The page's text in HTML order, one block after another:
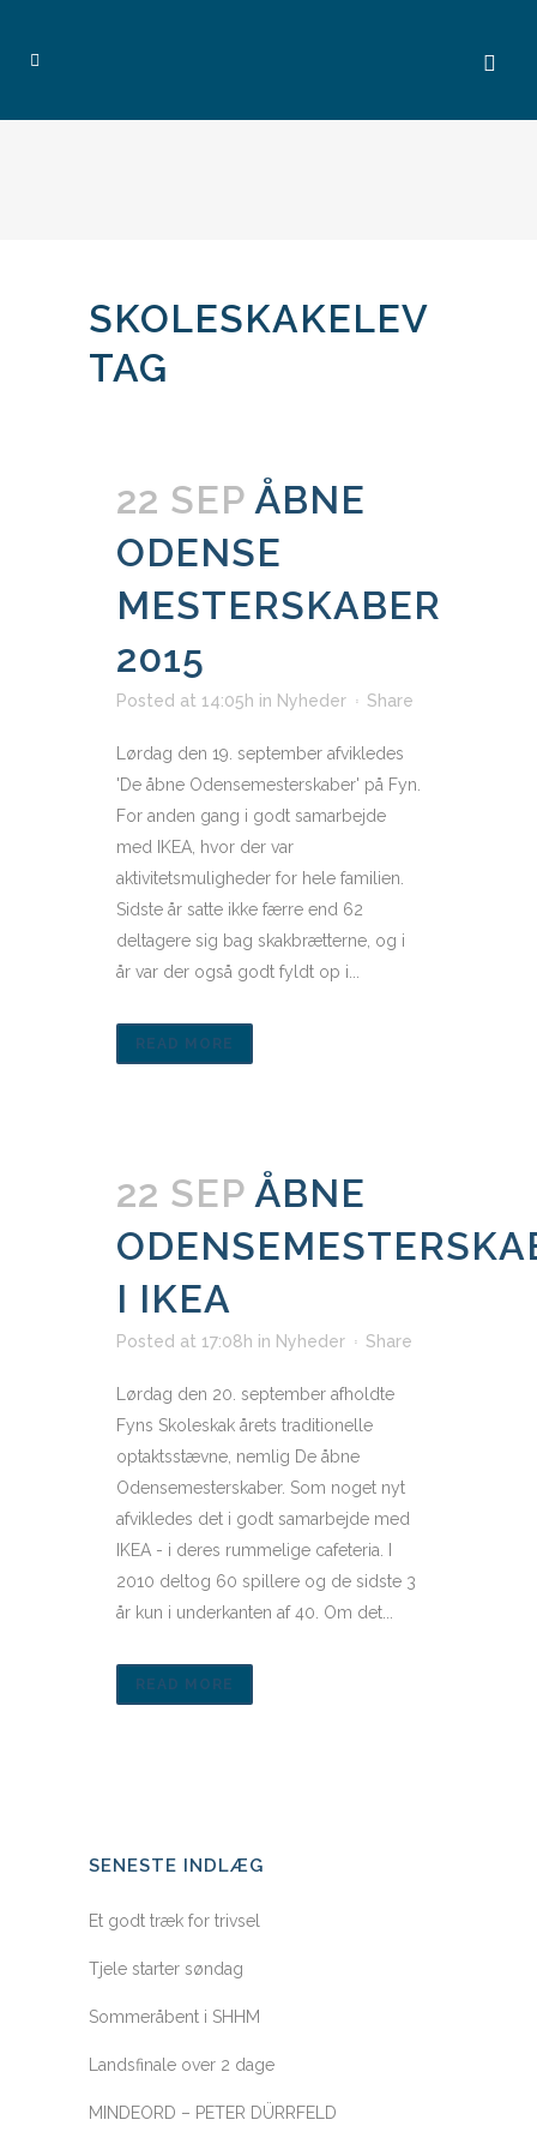
SKOLESKAKELEV
TAG
22 SEP ÅBNE
ODENSE
MESTERSKABER
2015
Posted at 14:05h in Nyheder Share
Lørdag den 19. september afvikledes
'De åbne Odensemesterskaber' på Fyn.
For anden gang i godt samarbejde
med IKEA, hvor der var
aktivitetsmuligheder for hele familien.
Sidste år satte ikke færre end 62
deltagere sig bag skakbrætterne, og i
år var der også godt fyldt op i...
READ MORE
22 SEP ÅBNE
I IKEA
Posted at 17:08h in Nyheder Share
Lørdag den 20. september afholdte
Fyns Skoleskak årets traditionelle
optaktsstævne, nemlig De åbne
Odensemesterskaber. Som noget nyt
afvikledes det i godt samarbejde med
IKEA - i deres rummelige cafeteria. I
2010 deltog 60 spillere og de sidste 3
år kun i underkanten af 40. Om det...
READ MORE
SENESTE INDLÆG
Et godt træk for trivsel
Tjele starter søndag
Sommeråbent i SHHM
Landsfinale over 2 dage
MINDEORD – PETER DÜRRFELD